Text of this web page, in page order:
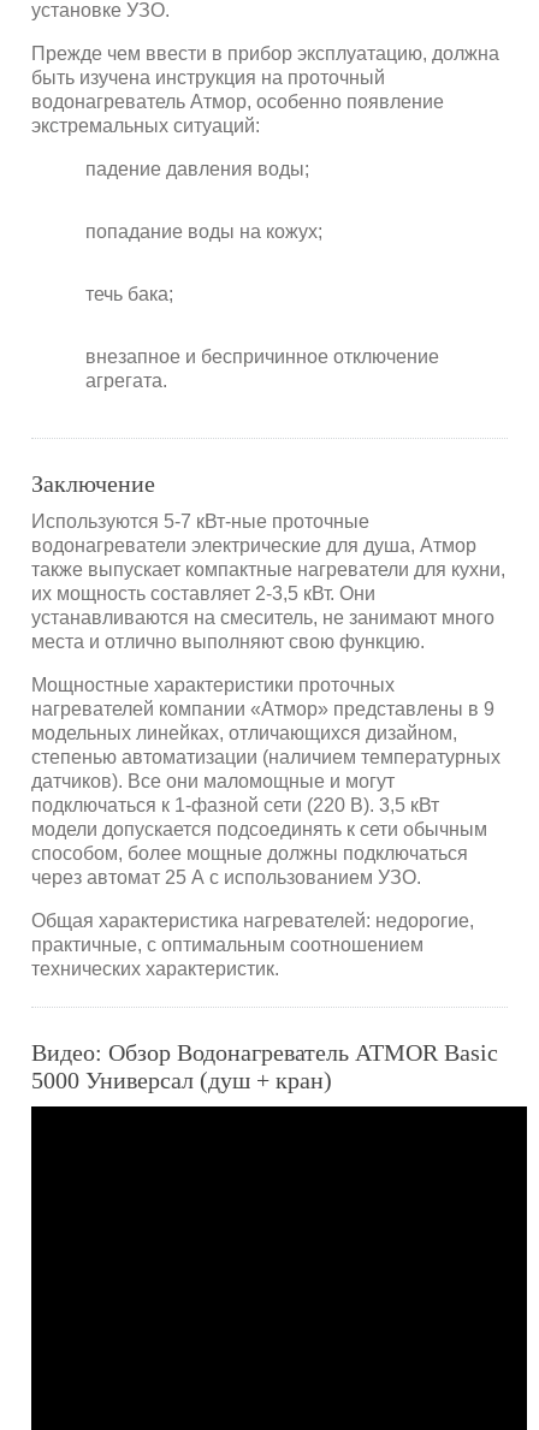
установке УЗО.
Прежде чем ввести в прибор эксплуатацию, должна
быть изучена инструкция на проточный
водонагреватель Атмор, особенно появление
экстремальных ситуаций:
падение давления воды;
попадание воды на кожух;
течь бака;
внезапное и беспричинное отключение
агрегата.
Заключение
Используются 5-7 кВт-ные проточные
водонагреватели электрические для душа, Атмор
также выпускает компактные нагреватели для кухни,
их мощность составляет 2-3,5 кВт. Они
устанавливаются на смеситель, не занимают много
места и отлично выполняют свою функцию.
Мощностные характеристики проточных
нагревателей компании «Атмор» представлены в 9
модельных линейках, отличающихся дизайном,
степенью автоматизации (наличием температурных
датчиков). Все они маломощные и могут
подключаться к 1-фазной сети (220 В). 3,5 кВт
модели допускается подсоединять к сети обычным
способом, более мощные должны подключаться
через автомат 25 А с использованием УЗО.
Общая характеристика нагревателей: недорогие,
практичные, с оптимальным соотношением
технических характеристик.
Видео: Обзор Водонагреватель ATMOR Basic
5000 Универсал (душ + кран)